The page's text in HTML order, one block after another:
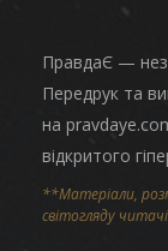
ПравдаЄ —
Передрук та
на
відкритого
**Матеріали,
світогляду